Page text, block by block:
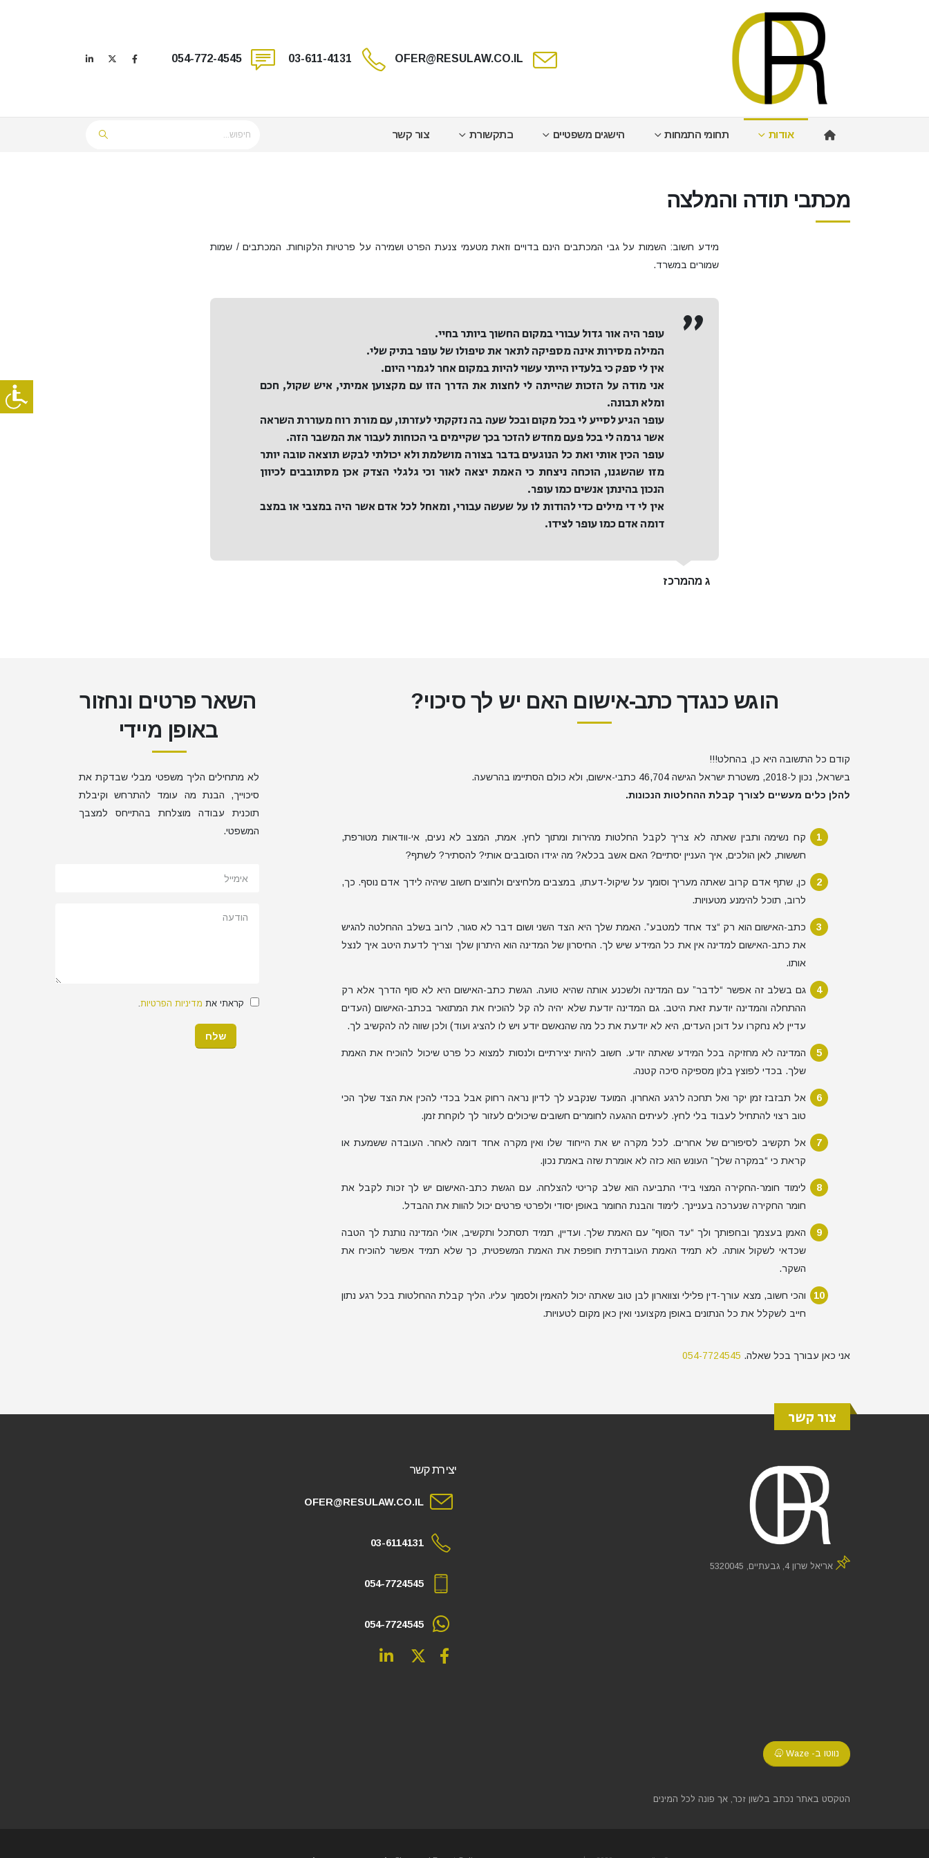
OFER@RESULAW.CO.IL
03-611-4131
054-772-4545
אודות תחומי התמחות הישגים משפטיים בתקשורת צור קשר
מכתבי תודה והמלצה
מידע חשוב: השמות על גבי המכתבים הינם בדויים וזאת מטעמי צנעת הפרט ושמירה על פרטיות הלקוחות. המכתבים / שמות
שמורים במשרד.
עופר היה אור גדול עבורי במקום החשוך ביותר בחיי.
המילה מסירות אינה מספיקה לתאר את טיפולו של עופר בתיק שלי.
אין לי ספק כי בלעדיו הייתי עשוי להיות במקום אחר לגמרי היום.
אני מודה על הזכות שהייתה לי לחצות את הדרך הזו עם מקצוען אמיתי, איש שקול, חכם
ומלא תבונה.
עופר הגיע לסייע לי בכל מקום ובכל שעה בה נזקקתי לעזרתו, עם מורת רוח מעוררת השראה
אשר גרמה לי בכל פעם מחדש להזכר בכך שקיימים בי הכוחות לעבור את המשבר הזה.
עופר הכין אותי ואת כל הנוגעים בדבר בצורה מושלמת ולא יכולתי לבקש תוצאה טובה יותר
מזו שהשגנו, הוכחה ניצחת כי האמת יצאה לאור וכי גלגלי הצדק אכן מסתובבים לכיוון
הנכון בהינתן אנשים כמו עופר.
אין לי די מילים כדי להודות לו על שעשה עבורי, ומאחל לכל אדם אשר היה במצבי או במצב
דומה אדם כמו עופר לצידו.
ג מהמרכז
מה שאפשר לי להמשיך את
עופר הוא מקצוען, יסודי, חד,
הוגש כנגדך כתב-אישום האם יש לך סיכוי?
קודם כל התשובה היא כן, בהחלט!!!
בישראל, נכון ל-2018, משטרת ישראל הגישה 46,704 כתבי-אישום, ולא כולם הסתיימו בהרשעה.
להלן כלים מעשיים לצורך קבלת ההחלטות הנכונות.
קח נשימה ותבין שאתה לא צריך לקבל החלטות מהירות ומתוך לחץ. אמת, המצב לא נעים, אי-וודאות מטורפת,
חששות, לאן הולכים, איך העניין יסתיים? האם אשב בכלא? מה יגידו הסובבים אותי? להסתיר? לשתף?
כן, שתף אדם קרוב שאתה מעריך וסומך על שיקול-דעתו, במצבים מלחיצים ולחוצים חשוב שיהיה לידך אדם נוסף. כך,
לרוב, תוכל להימנע מטעויות.
כתב-האישום הוא רק “צד אחד למטבע”. האמת שלך היא הצד השני ושום דבר לא סגור, לרוב בשלב ההחלטה להגיש
את כתב-האישום למדינה אין את כל המידע שיש לך. החיסרון של המדינה הוא היתרון שלך וצריך לדעת היטב איך לנצל
אותו.
גם בשלב זה אפשר “לדבר” עם המדינה ולשכנע אותה שהיא טועה. הגשת כתב-האישום היא לא סוף הדרך אלא רק
ההתחלה והמדינה יודעת זאת היטב. גם המדינה יודעת שלא יהיה לה קל להוכיח את המתואר בכתב-האישום (העדים
עדיין לא נחקרו על דוכן העדים, היא לא יודעת את כל מה שהנאשם יודע ויש לו להציג ועוד) ולכן שווה לה להקשיב לך.
המדינה לא מחזיקה בכל המידע שאתה יודע. חשוב להיות יצירתיים ולנסות למצוא כל פרט שיכול להוכיח את האמת
שלך. בכדי לפוצץ בלון מספיקה סיכה קטנה.
אל תבזבז זמן יקר ואל תחכה לרגע האחרון. המועד שנקבע לך לדיון נראה רחוק אבל בכדי להכין את הצד שלך הכי
טוב רצוי להתחיל לעבוד בלי לחץ. לעיתים ההגעה לחומרים חשובים שיכולים לעזור לך לוקחת זמן.
אל תקשיב לסיפורים של אחרים. לכל מקרה יש את הייחוד שלו ואין מקרה אחד דומה לאחר. העובדה ששמעת או
קראת כי “במקרה שלך” העונש הוא כזה לא אומרת שזה באמת נכון.
לימוד חומר-החקירה המצוי בידי התביעה הוא שלב קריטי להצלחה. עם הגשת כתב-האישום יש לך זכות לקבל את
חומר החקירה שנערכה בעניינך. לימוד והבנת החומר באופן יסודי ולפרטי פרטים יכול להוות את ההבדל.
האמן בעצמך ובחפותך ולך “עד הסוף” עם האמת שלך. ועדיין, תמיד תסתכל ותקשיב, אולי המדינה נותנת לך הטבה
שכדאי לשקול אותה. לא תמיד האמת העובדתית חופפת את האמת המשפטית, כך שלא תמיד אפשר להוכיח את
השקר.
והכי חשוב, מצא עורך-דין פלילי וצווארון לבן טוב שאתה יכול להאמין ולסמוך עליו. הליך קבלת ההחלטות בכל רגע נתון
חייב לשקלל את כל הנתונים באופן מקצועני ואין כאן מקום לטעויות.
אני כאן עבורך בכל שאלה. 054-7724545
השאר פרטים ונחזור
באופן מיידי
לא מתחילים הליך משפטי מבלי שבדקת את
סיכוייך, הבנת מה עומד להתרחש וקיבלת
תוכנית עבודה מוצלחת בהתייחס למצבך
המשפטי.
קראתי את מדיניות הפרטיות.
צור קשר
אריאל שרון 4, גבעתיים, 5320045
נווטו ב- Waze
הטקסט באתר נכתב בלשון זכר, אך פונה לכל המינים
יצירת קשר
OFER@RESULAW.CO.IL
03-6114131
054-7724545
054-7724545